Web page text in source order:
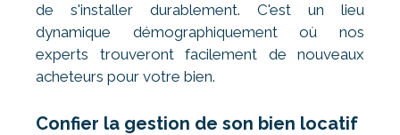
de s'installer durablement. C'est un lieu
dynamique démographiquement où nos
experts trouveront facilement de nouveaux
acheteurs pour votre bien.
Confier la gestion de son bien locatif